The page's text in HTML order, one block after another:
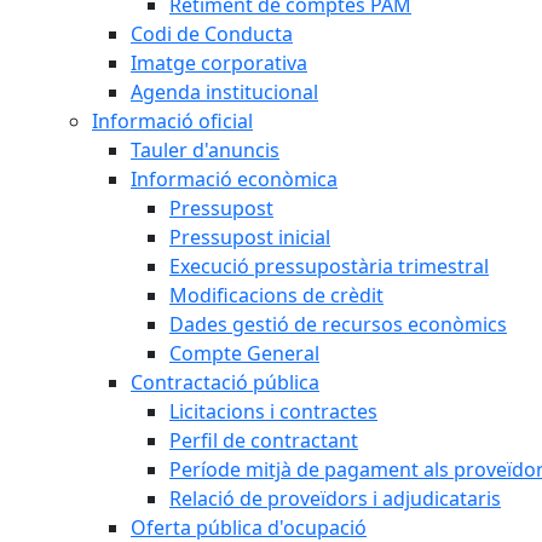
Codi de Conducta
Imatge corporativa
Agenda institucional
Informació oficial
Tauler d'anuncis
Informació econòmica
Pressupost
Pressupost inicial
Execució pressupostària trimestral
Modificacions de crèdit
Dades gestió de recursos econòmics
Compte General
Contractació pública
Licitacions i contractes
Perfil de contractant
Període mitjà de pagament als
Relació de proveïdors i adjudicataris
Oferta pública d'ocupació